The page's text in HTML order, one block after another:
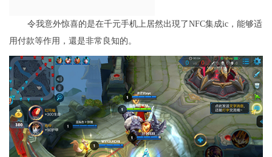
令我意外惊喜的是在千元手机上居然出現了NFC集成ic，能够适
用付款等作用，還是非常良知的。